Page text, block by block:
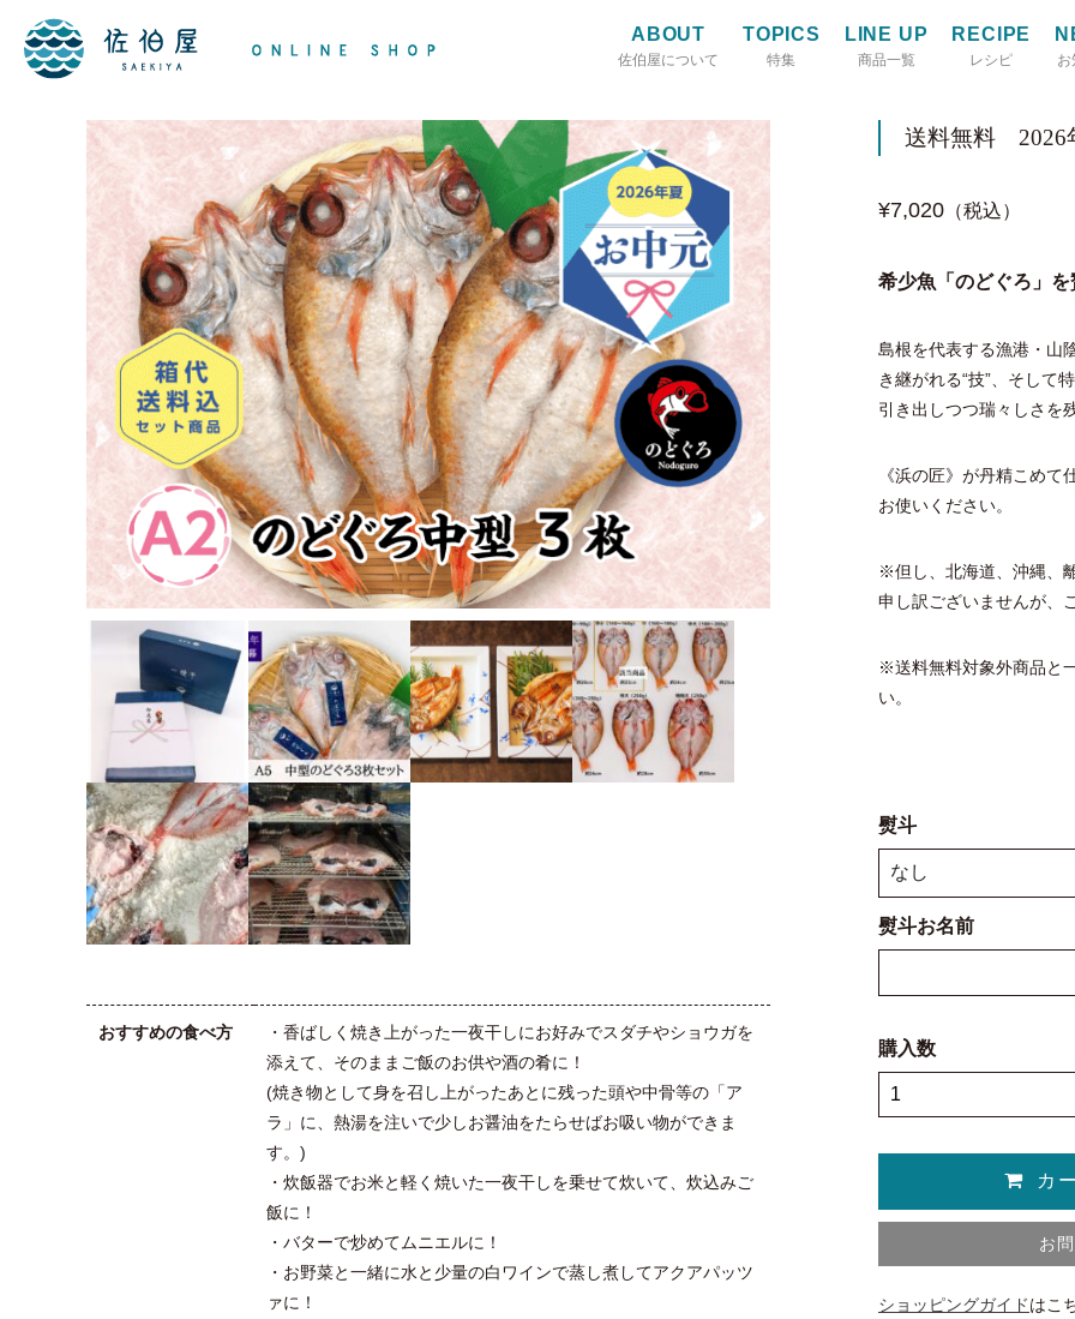
ABOUT
佐伯屋について
TOPICS
特集
LINE UP
商品一覧
RECIPE
レシピ お
おすすめの食べ方
・香ばしく焼き上がった一夜干しにお好みでスダチやショウガを
添えて、そのままご飯のお供や酒の肴に！
(焼き物として身を召し上がったあとに残った頭や中骨等の「ア
ラ」に、熱湯を注いで少しお醤油をたらせばお吸い物ができま
す。)
・炊飯器でお米と軽く焼いた一夜干しを乗せて炊いて、炊込みご
飯に！
・バターで炒めてムニエルに！
・お野菜と一緒に水と少量の白ワインで蒸し煮してアクアパッツ
ァに！
送料無料 2026
¥7,020 （税込）
希少魚「のどぐろ」
島根を代表する漁港・山
き継がれる“技”、そして
引き出しつつ瑞々しさを
《浜の匠》が丹精こめ
お使いください。
※但し、北海道、沖縄、
申し訳ございませんが、
※送料無料対象外商品と
い。
熨斗
熨斗お名前
購入数
お
ショッピングガイドはこ